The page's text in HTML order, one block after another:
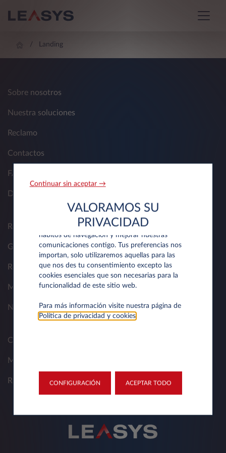
Landing
Sobre nosotros
Nuestra soluciones
Reclamo
Contactos
FAQ
Documentos Útiles
Renting para profesionales
Gestores de flota
Renting para particulares
Movilidad electrica
Nuestros productos
Consigue tu presupuesto
My-Leasys
Red Leasys
Continuar sin aceptar →
VALORAMOS SU
PRIVACIDAD
Utilizamos cookies propias y de terceros para
mostrarte publicidad relacionada con tus
hábitos de navegación y mejorar nuestras
comunicaciones contigo. Tus preferencias nos
importan, solo utilizaremos aquellas para las
que nos des tu consentimiento excepto las
cookies esenciales que son necesarias para la
funcionalidad de este sitio web.
Para más información visite nuestra página de
Política de privacidad y cookies.
CONFIGURACIÓN ACEPTAR TODO